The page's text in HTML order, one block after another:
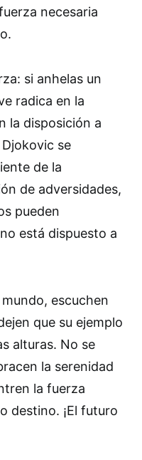
necesaria
si anhelas un
radica en la
la disposición a
se
de la
de adversidades,
pueden
está dispuesto a
escuchen
que su ejemplo
alturas. No se
la serenidad
la fuerza
destino. ¡El futuro